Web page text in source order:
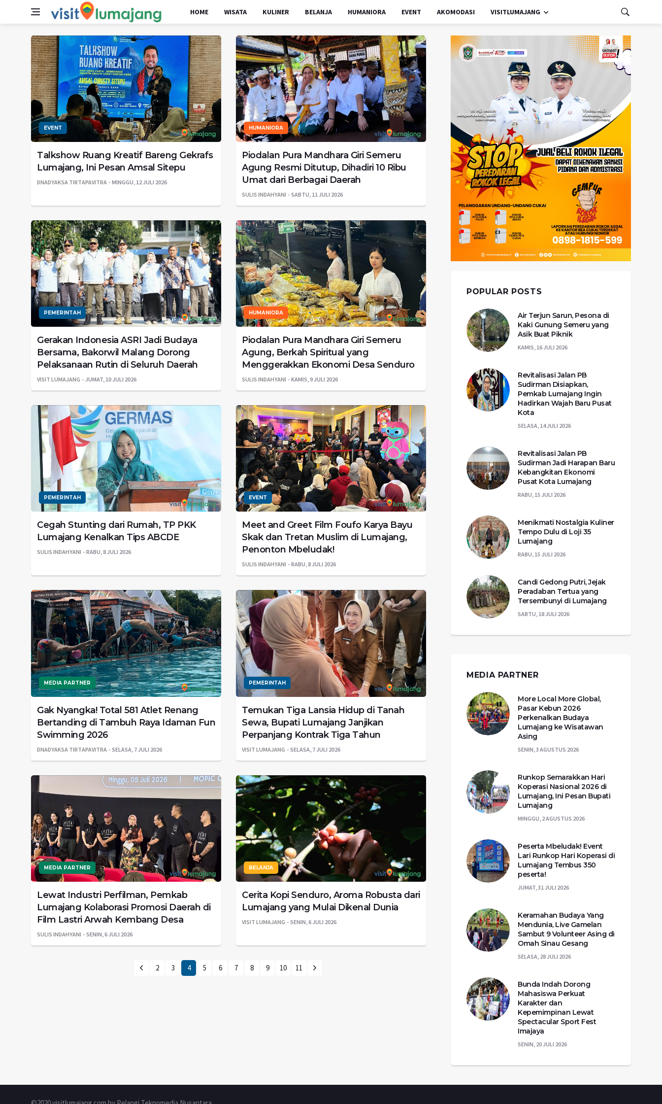
HOME WISATA KULINER BELANJA HUMANIORA EVENT AKOMODASI VISITLUMAJANG
EVENT
Talkshow Ruang Kreatif Bareng Gekrafs
Lumajang, Ini Pesan Amsal Sitepu
DNADYAKSA TIRTAPAVITRA MINGGU, 12 JULI 2026
HUMANIORA
Piodalan Pura Mandhara Giri Semeru
Agung Resmi Ditutup, Dihadiri 10 Ribu
Umat dari Berbagai Daerah
SULIS INDAHYANI SABTU, 11 JULI 2026
PEMERINTAH
Gerakan Indonesia ASRI Jadi Budaya
Bersama, Bakorwil Malang Dorong
Pelaksanaan Rutin di Seluruh Daerah
VISIT LUMAJANG JUMAT, 10 JULI 2026
HUMANIORA
Piodalan Pura Mandhara Giri Semeru
Agung, Berkah Spiritual yang
Menggerakkan Ekonomi Desa Senduro
SULIS INDAHYANI KAMIS, 9 JULI 2026
PEMERINTAH
Cegah Stunting dari Rumah, TP PKK
Lumajang Kenalkan Tips ABCDE
SULIS INDAHYANI RABU, 8 JULI 2026
EVENT
Meet and Greet Film Foufo Karya Bayu
Skak dan Tretan Muslim di Lumajang,
Penonton Mbeludak!
SULIS INDAHYANI RABU, 8 JULI 2026
MEDIA PARTNER
Gak Nyangka! Total 581 Atlet Renang
Bertanding di Tambuh Raya Idaman Fun
Swimming 2026
DNADYAKSA TIRTAPAVITRA SELASA, 7 JULI 2026
PEMERINTAH
Temukan Tiga Lansia Hidup di Tanah
Sewa, Bupati Lumajang Janjikan
Perpanjang Kontrak Tiga Tahun
VISIT LUMAJANG SELASA, 7 JULI 2026
MEDIA PARTNER
Lewat Industri Perfilman, Pemkab
Lumajang Kolaborasi Promosi Daerah di
Film Lastri Arwah Kembang Desa
SULIS INDAHYANI SENIN, 6 JULI 2026
BELANJA
Cerita Kopi Senduro, Aroma Robusta dari
Lumajang yang Mulai Dikenal Dunia
VISIT LUMAJANG SENIN, 6 JULI 2026
2 3 4 5 6 7 8 9 10 11
POPULAR POSTS
Air Terjun Sarun, Pesona di
Kaki Gunung Semeru yang
Asik Buat Piknik
KAMIS, 16 JULI 2026
Revitalisasi Jalan PB
Sudirman Disiapkan,
Pemkab Lumajang Ingin
Hadirkan Wajah Baru Pusat
Kota
SELASA, 14 JULI 2026
Revitalisasi Jalan PB
Sudirman Jadi Harapan Baru
Kebangkitan Ekonomi
Pusat Kota Lumajang
RABU, 15 JULI 2026
Menikmati Nostalgia Kuliner
Tempo Dulu di Loji 35
Lumajang
RABU, 15 JULI 2026
Candi Gedong Putri, Jejak
Peradaban Tertua yang
Tersembunyi di Lumajang
SABTU, 18 JULI 2026
MEDIA PARTNER
More Local More Global,
Pasar Kebun 2026
Perkenalkan Budaya
Lumajang ke Wisatawan
Asing
SENIN, 3 AGUSTUS 2026
Runkop Semarakkan Hari
Koperasi Nasional 2026 di
Lumajang, Ini Pesan Bupati
Lumajang
MINGGU, 2 AGUSTUS 2026
Peserta Mbeludak! Event
Lari Runkop Hari Koperasi di
Lumajang Tembus 350
peserta!
JUMAT, 31 JULI 2026
Keramahan Budaya Yang
Mendunia, Live Gamelan
Sambut 9 Volunteer Asing di
Omah Sinau Gesang
SELASA, 28 JULI 2026
Bunda Indah Dorong
Mahasiswa Perkuat
Karakter dan
Kepemimpinan Lewat
Spectacular Sport Fest
Imajaya
SENIN, 20 JULI 2026